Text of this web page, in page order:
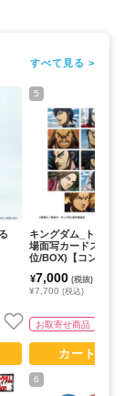
すべて見る >
5
キングダム_トレー
場面写カードステッ
位/BOX)【コンプリ
¥7,000 (税抜)
¥7,700 (税込)
お取寄せ商品
カートに
6